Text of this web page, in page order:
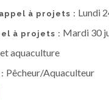
à projets : Lundi
à projets : Mardi 30
aquaculture
Pêcheur/Aquaculteur